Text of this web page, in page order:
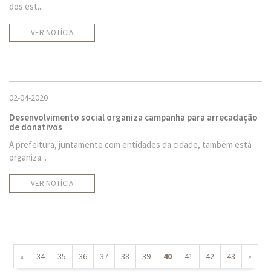
dos est...
VER NOTÍCIA
02-04-2020
Desenvolvimento social organiza campanha para arrecadação
de donativos
A prefeitura, juntamente com entidades da cidade, também está
organiza...
VER NOTÍCIA
« 34 35 36 37 38 39 40 41 42 43 »